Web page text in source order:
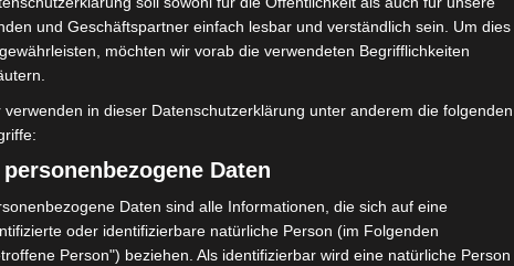
7-Mars - Ben Guerdane
41'
und Geschäftspartner einfach lesbar und verständlich sein. Um dies
möchten wir vorab die verwendeten Begrifflichkeiten
verwenden in dieser Datenschutzerklärung unter anderem die folgenden
personenbezogene Daten
Daten sind alle Informationen, die sich auf eine
oder identifizierbare natürliche Person (im Folgenden
Person") beziehen. Als identifizierbar wird eine natürliche Person